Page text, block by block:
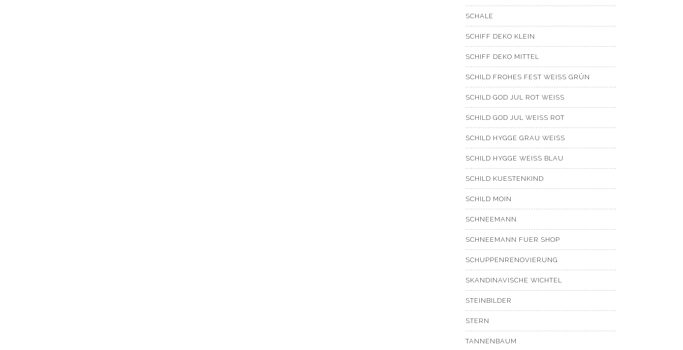
SCHALE
SCHIFF DEKO KLEIN
SCHIFF DEKO MITTEL
SCHILD FROHES FEST WEISS GRÜN
SCHILD GOD JUL ROT WEISS
SCHILD GOD JUL WEISS ROT
SCHILD HYGGE GRAU WEISS
SCHILD HYGGE WEISS BLAU
SCHILD KUESTENKIND
SCHILD MOIN
SCHNEEMANN
SCHNEEMANN FUER SHOP
SCHUPPENRENOVIERUNG
SKANDINAVISCHE WICHTEL
STEINBILDER
STERN
TANNENBAUM